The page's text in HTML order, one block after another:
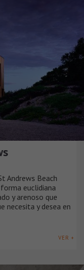
Andrews Beach
euclidiana
y arenoso que
necesita y desea en
VER +